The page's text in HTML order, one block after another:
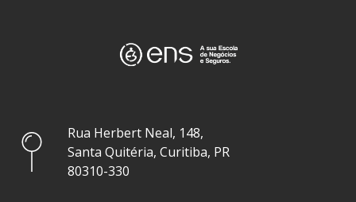
Rua Herbert Neal, 148,
Santa Quitéria, Curitiba, PR
80310-330